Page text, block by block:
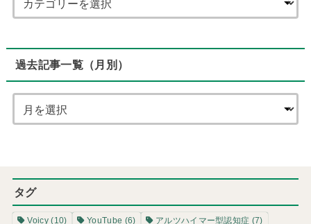
過去記事一覧（月別）
タグ
Voicy(10) YouTube (6) アルツハイマー型認知症 (7)